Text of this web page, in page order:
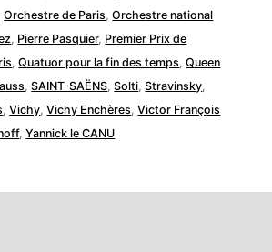
Orchestre de Paris,Orchestre national
, Pierre Pasquier, Premier Prix de
,Quatuor pour la fin des temps,Queen
,SAINT-SAËNS,Solti,Stravinsky,
,Vichy,Vichy Enchères,Victor François
,Yannick le CANU